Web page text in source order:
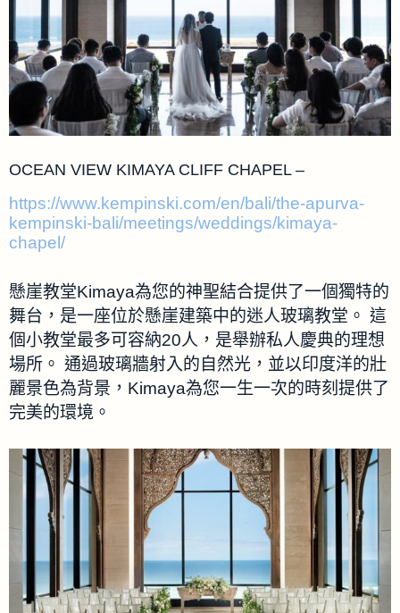
OCEAN VIEW KIMAYA CLIFF CHAPEL –
https://www.kempinski.com/en/bali/the-apurva-
kempinski-bali/meetings/weddings/kimaya-
chapel/
懸崖教堂Kimaya為您的神聖結合提供了一個獨特的
舞台，是一座位於懸崖建築中的迷人玻璃教堂。 這
個小教堂最多可容納20人，是舉辦私人慶典的理想
場所。 通過玻璃牆射入的自然光，並以印度洋的壯
麗景色為背景，Kimaya為您一生一次的時刻提供了
完美的環境。